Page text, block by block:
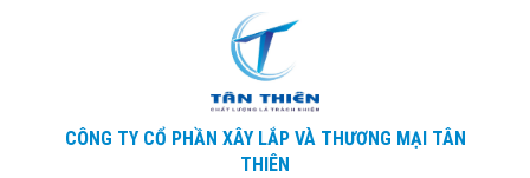
CÔNG TY CỔ PHẦN XÂY LẮP VÀ THƯƠNG MẠI TÂN
THIÊN